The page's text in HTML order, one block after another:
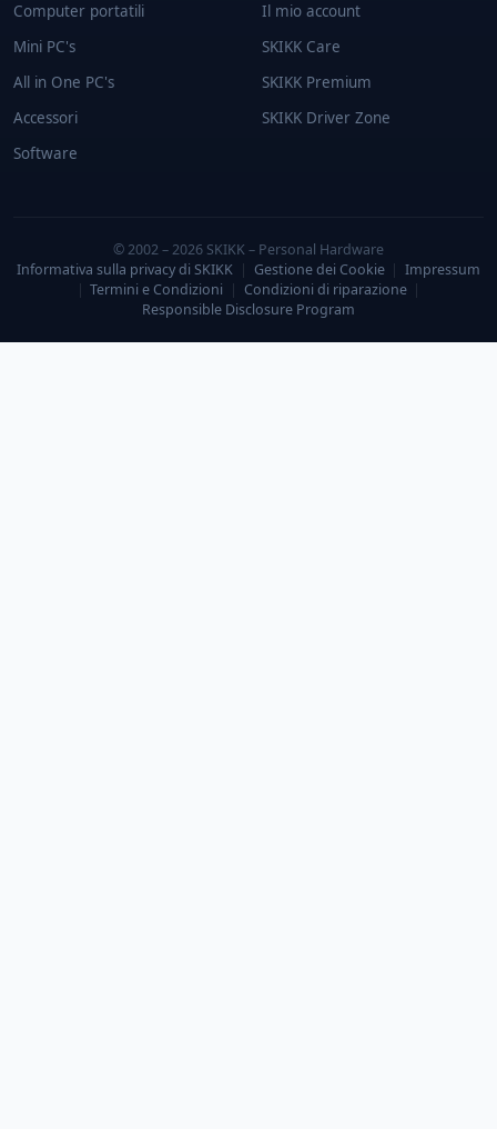
Computer portatili
Mini PC's
All in One PC's
Accessori
Software
Il mio account
SKIKK Care
SKIKK Premium
SKIKK Driver Zone
© 2002 – 2026 SKIKK – Personal Hardware
Informativa sulla privacy di SKIKK | Gestione dei Cookie | Impressum
| Termini e Condizioni | Condizioni di riparazione |
Responsible Disclosure Program